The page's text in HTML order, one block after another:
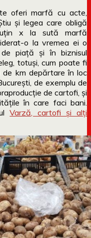
oferi marfă cu acte,
și legea care obligă
x la sută marfă
o la vremea ei o
piață și în biznisul
totuși, cum poate fi
km depărtare în loc
de exemplu de
de cartofi, și
în care faci bani.
Varză, cartofi și alți